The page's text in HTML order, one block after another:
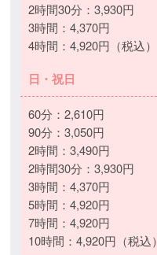
2時間30分：3,930円
3時間：4,370円
4時間：4,920円（税込）
日・祝日
60分：2,610円
90分：3,050円
2時間：3,490円
2時間30分：3,930円
3時間：4,370円
5時間：4,920円
7時間：4,920円
10時間：4,920円（税込）